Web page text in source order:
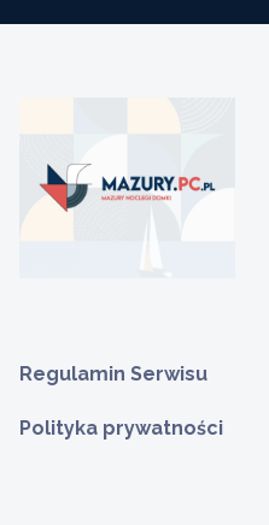
Regulamin Serwisu
Polityka prywatności